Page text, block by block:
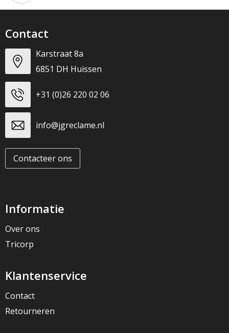
Contact
Karstraat 8a
6851 DH Huissen
+31 (0)26 220 02 06
info@jgreclame.nl
Contacteer ons
Informatie
Over ons
Tricorp
Klantenservice
Contact
Retourneren